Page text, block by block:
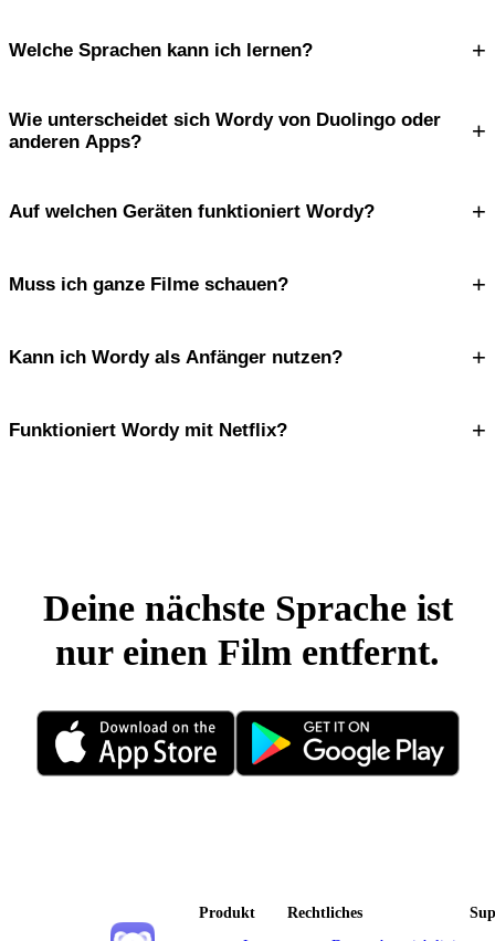
Welche Sprachen kann ich lernen? +
Wie unterscheidet sich Wordy von Duolingo oder
anderen Apps?
+
Auf welchen Geräten funktioniert Wordy? +
Muss ich ganze Filme schauen? +
Kann ich Wordy als Anfänger nutzen? +
Funktioniert Wordy mit Netflix? +
Deine nächste Sprache ist
nur einen Film entfernt.
Produkt
Rechtliches